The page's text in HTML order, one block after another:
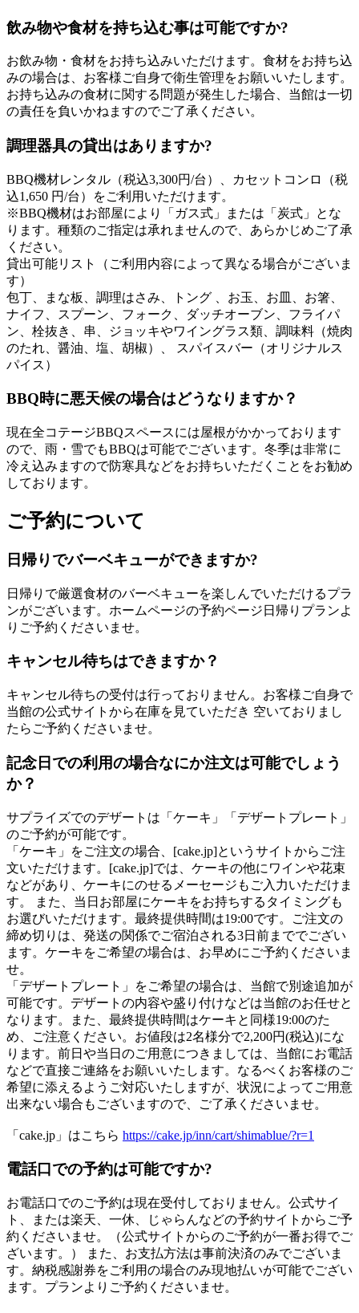
飲み物や食材を持ち込む事は可能ですか?
お飲み物・食材をお持ち込みいただけます。食材をお持ち込
みの場合は、お客様ご自身で衛生管理をお願いいたします。
お持ち込みの食材に関する問題が発生した場合、当館は一切
の責任を負いかねますのでご了承ください。
調理器具の貸出はありますか?
BBQ機材レンタル（税込3,300円/台）、カセットコンロ（税
込1,650 円/台）をご利用いただけます。
※BBQ機材はお部屋により「ガス式」または「炭式」とな
ります。種類のご指定は承れませんので、あらかじめご了承
ください。
貸出可能リスト（ご利用内容によって異なる場合がございま
す）
包丁、まな板、調理はさみ、トング 、お玉、お皿、お箸、
ナイフ、スプーン、フォーク、ダッチオーブン、フライパ
ン、栓抜き、串、ジョッキやワイングラス類、調味料（焼肉
のたれ、醤油、塩、胡椒）、 スパイスバー（オリジナルス
パイス）
BBQ時に悪天候の場合はどうなりますか？
現在全コテージBBQスペースには屋根がかかっております
ので、雨・雪でもBBQは可能でございます。冬季は非常に
冷え込みますので防寒具などをお持ちいただくことをお勧め
しております。
ご予約について
日帰りでバーベキューができますか?
日帰りで厳選食材のバーベキューを楽しんでいただけるプラ
ンがございます。ホームページの予約ページ日帰りプランよ
りご予約くださいませ。
キャンセル待ちはできますか？
キャンセル待ちの受付は行っておりません。お客様ご自身で
当館の公式サイトから在庫を見ていただき 空いておりまし
たらご予約くださいませ。
記念日での利用の場合なにか注文は可能でしょう
か？
サプライズでのデザートは「ケーキ」「デザートプレート」
のご予約が可能です。
「ケーキ」をご注文の場合、[cake.jp]というサイトからご注
文いただけます。[cake.jp]では、ケーキの他にワインや花束
などがあり、ケーキにのせるメーセージもご入力いただけま
す。 また、当日お部屋にケーキをお持ちするタイミングも
お選びいただけます。最終提供時間は19:00です。ご注文の
締め切りは、発送の関係でご宿泊される3日前まででござい
ます。ケーキをご希望の場合は、お早めにご予約くださいま
せ。
「デザートプレート」をご希望の場合は、当館で別途追加が
可能です。デザートの内容や盛り付けなどは当館のお任せと
なります。また、最終提供時間はケーキと同様19:00のた
め、ご注意ください。お値段は2名様分で2,200円(税込)にな
ります。前日や当日のご用意につきましては、当館にお電話
などで直接ご連絡をお願いいたします。なるべくお客様のご
希望に添えるようご対応いたしますが、状況によってご用意
出来ない場合もございますので、ご了承くださいませ。
「cake.jp」はこちら https://cake.jp/inn/cart/shimablue/?r=1
電話口での予約は可能ですか?
お電話口でのご予約は現在受付しておりません。公式サイ
ト、または楽天、一休、じゃらんなどの予約サイトからご予
約くださいませ。（公式サイトからのご予約が一番お得でご
ざいます。） また、お支払方法は事前決済のみでございま
す。納税感謝券をご利用の場合のみ現地払いが可能でござい
ます。プランよりご予約くださいませ。